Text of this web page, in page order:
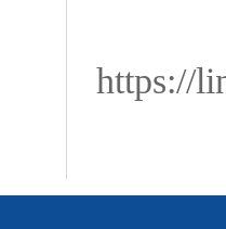
https://